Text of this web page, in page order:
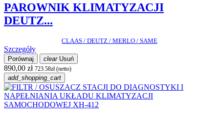
PAROWNIK KLIMATYZACJI
DEUTZ...
CLAAS / DEUTZ / MERLO / SAME
Szczegóły
Porównaj clearUsuń
890,00 zł 723.58zł (netto)
add_shopping_cart